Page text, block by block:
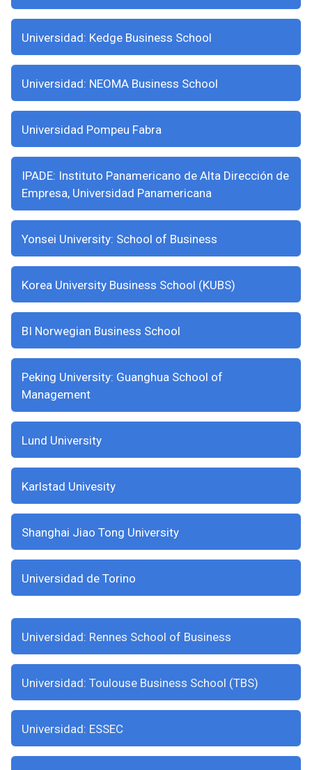
Universidad: Kedge Business School
Universidad: NEOMA Business School
Universidad Pompeu Fabra
IPADE: Instituto Panamericano de Alta Dirección de
Empresa, Universidad Panamericana
Yonsei University: School of Business
Korea University Business School (KUBS)
BI Norwegian Business School
Peking University: Guanghua School of
Management
Lund University
Karlstad Univesity
Shanghai Jiao Tong University
Universidad de Torino
Universidad: Rennes School of Business
Universidad: Toulouse Business School (TBS)
Universidad: ESSEC